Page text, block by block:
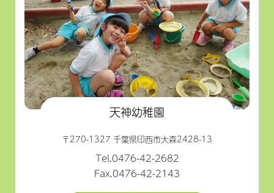
天神幼稚園
〒270-1327 千葉県印西市大森2428-13
Tel.0476-42-2682
Fax.0476-42-2143